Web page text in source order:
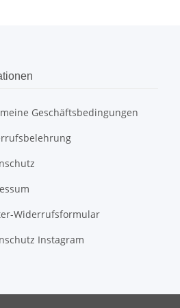
Geschäftsbedingungen
Widerrufsformular
Instagram